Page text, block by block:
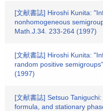
[文献書誌] Hiroshi Kunita:
nonhomogeneous
Math.J.34. 233-264 (1997)
[文献書誌] Hiroshi Kunita:
random positive
(1997)
[文献書誌] Setsuo
formula, and stationary